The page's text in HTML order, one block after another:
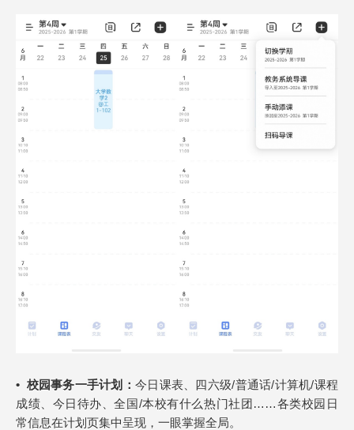
• 校园事务一手计划：今日课表、四六级/普通话/计算机/课程
成绩、今日待办、全国/本校有什么热门社团……各类校园日
常信息在计划页集中呈现，一眼掌握全局。